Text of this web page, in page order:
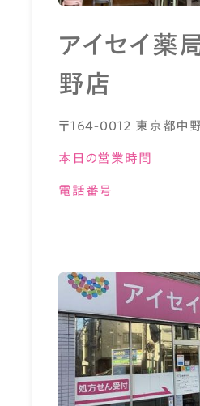
アイセイ
野店
〒164-0012 東京都中
本日の営業時間
電話番号